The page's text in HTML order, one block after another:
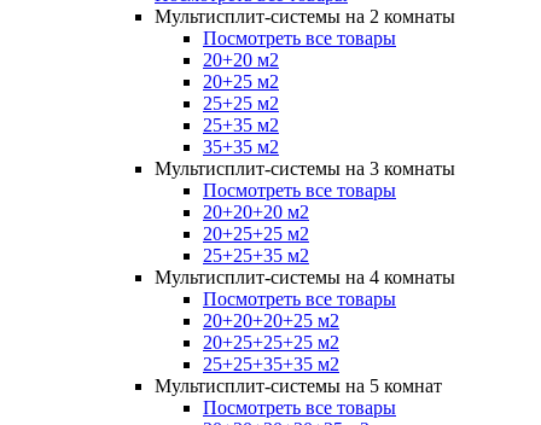
Мультисплит-системы на 2 комнаты
Посмотреть все товары
20+20 м2
20+25 м2
25+25 м2
25+35 м2
35+35 м2
Мультисплит-системы на 3 комнаты
Посмотреть все товары
20+20+20 м2
20+25+25 м2
25+25+35 м2
Мультисплит-системы на 4 комнаты
Посмотреть все товары
20+20+20+25 м2
20+25+25+25 м2
25+25+35+35 м2
Мультисплит-системы на 5 комнат
Посмотреть все товары